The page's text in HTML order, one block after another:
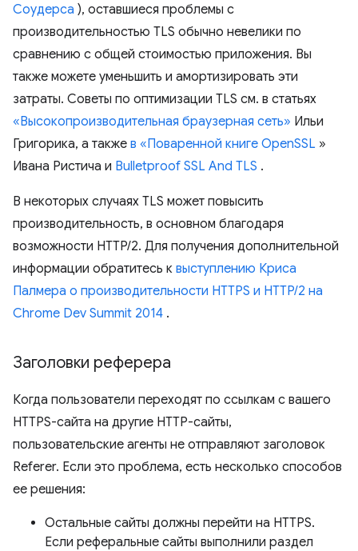
Соудерса ), оставшиеся проблемы с
производительностью TLS обычно невелики по
сравнению с общей стоимостью приложения. Вы
также можете уменьшить и амортизировать эти
затраты. Советы по оптимизации TLS см. в статьях
«Высокопроизводительная браузерная сеть» Ильи
Григорика, а также в «Поваренной книге OpenSSL »
Ивана Ристича и Bulletproof SSL And TLS .
В некоторых случаях TLS может повысить
производительность, в основном благодаря
возможности HTTP/2. Для получения дополнительной
информации обратитесь к выступлению Криса
Палмера о производительности HTTPS и HTTP/2 на
Chrome Dev Summit 2014 .
Заголовки реферера
Когда пользователи переходят по ссылкам с вашего
HTTPS-сайта на другие HTTP-сайты,
пользовательские агенты не отправляют заголовок
Referer. Если это проблема, есть несколько способов
ее решения:
Остальные сайты должны перейти на HTTPS.
Если реферальные сайты выполнили раздел